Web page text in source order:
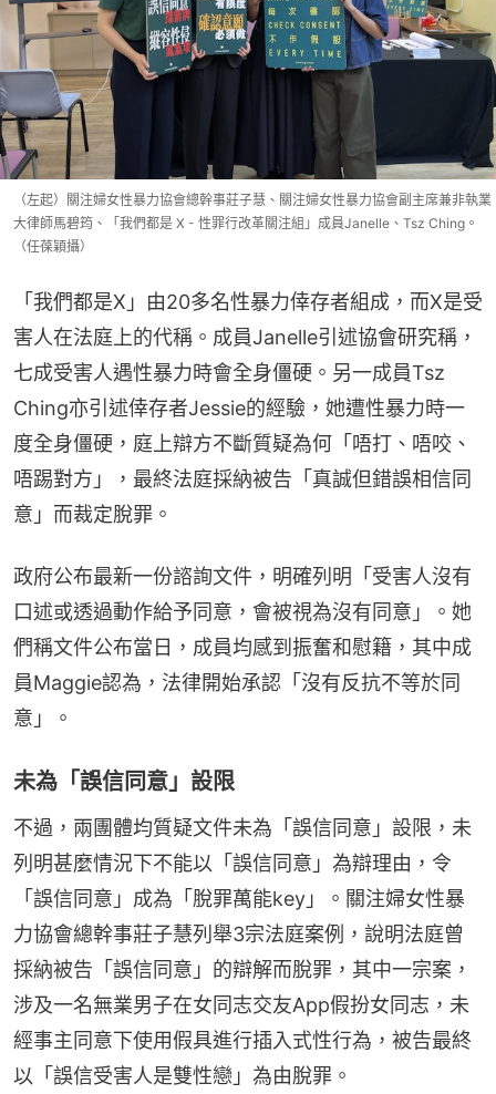
（左起）關注婦女性暴力協會總幹事莊子慧、關注婦女性暴力協會副主席兼非執業
大律師馬碧筠、「我們都是 X - 性罪行改革關注組」成員Janelle、Tsz Ching。
（任葆穎攝）
「我們都是X」由20多名性暴力倖存者組成，而X是受
害人在法庭上的代稱。成員Janelle引述協會研究稱，
七成受害人遇性暴力時會全身僵硬。另一成員Tsz
Ching亦引述倖存者Jessie的經驗，她遭性暴力時一
度全身僵硬，庭上辯方不斷質疑為何「唔打、唔咬、
唔踢對方」，最終法庭採納被告「真誠但錯誤相信同
意」而裁定脫罪。
政府公布最新一份諮詢文件，明確列明「受害人沒有
口述或透過動作給予同意，會被視為沒有同意」。她
們稱文件公布當日，成員均感到振奮和慰籍，其中成
員Maggie認為，法律開始承認「沒有反抗不等於同
意」。
未為「誤信同意」設限
不過，兩團體均質疑文件未為「誤信同意」設限，未
列明甚麼情況下不能以「誤信同意」為辯理由，令
「誤信同意」成為「脫罪萬能key」。關注婦女性暴
力協會總幹事莊子慧列舉3宗法庭案例，說明法庭曾
採納被告「誤信同意」的辯解而脫罪，其中一宗案，
涉及一名無業男子在女同志交友App假扮女同志，未
經事主同意下使用假具進行插入式性行為，被告最終
以「誤信受害人是雙性戀」為由脫罪。